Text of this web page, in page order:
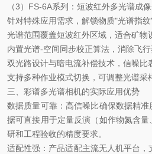
（3）FS-6A系列：短波红外多光谱成
针对特殊应用需求，解锁物质"光谱指纹
光谱范围覆盖短波红外区域，适合矿物
内置光谱-空间同步校正算法，消除飞
双光路设计与暗电流补偿技术，信噪比
支持多种作业模式切换，可调整光谱采
三、彩谱多光谱相机的实际应用优势
数据质量可靠：高信噪比确保数据精
据可直接用于定量反演（如作物氮含
研和工程验收的精度要求。
适配性强：产品适配主流无人机平台，